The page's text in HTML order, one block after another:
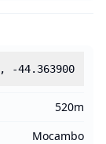
, -44.363900
520m
Mocambo